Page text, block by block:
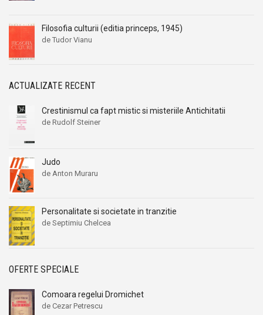
Filosofia culturii (editia princeps, 1945)
de Tudor Vianu
ACTUALIZATE RECENT
Crestinismul ca fapt mistic si misteriile Antichitatii
de Rudolf Steiner
Judo
de Anton Muraru
Personalitate si societate in tranzitie
de Septimiu Chelcea
OFERTE SPECIALE
Comoara regelui Dromichet
de Cezar Petrescu